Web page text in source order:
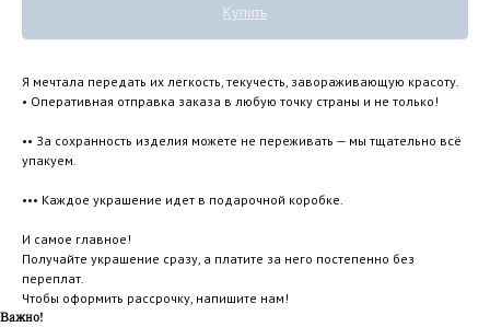
Купить
Я мечтала передать их легкость, текучесть, завораживающую красоту.
• Оперативная отправка заказа в любую точку страны и не только!
•• За сохранность изделия можете не переживать — мы тщательно всё
упакуем.
••• Каждое украшение идет в подарочной коробке.
И самое главное!
Получайте украшение сразу, а платите за него постепенно без
переплат.
Чтобы оформить рассрочку, напишите нам!
Важно!